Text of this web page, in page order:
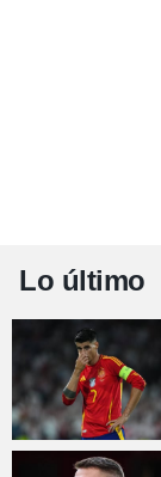
Lo último